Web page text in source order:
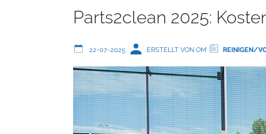
Parts2clean 2025:
22-07-2025 ERSTELLT VON OM REINIGEN/